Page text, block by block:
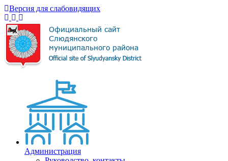
Версия для слабовидящих
Администрация